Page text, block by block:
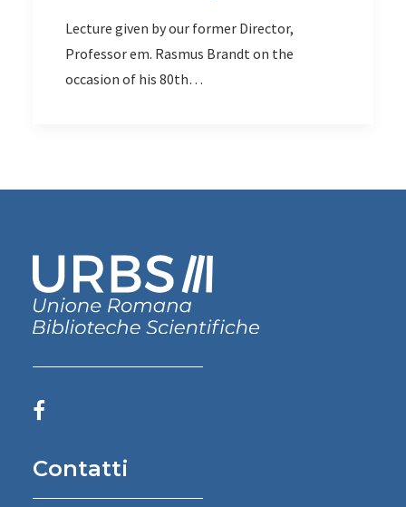
Lecture given by our former Director,
Professor em. Rasmus Brandt on the
occasion of his 80th…
Contatti